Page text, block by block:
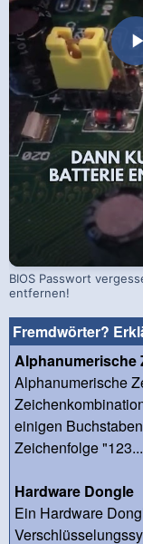
BIOS Passwort
entfernen!
Fremdwörter?
Alphanumerische
Alphanumerische
einigen
Zeichenfolge "123...
Hardware Dongle
Ein Hardware